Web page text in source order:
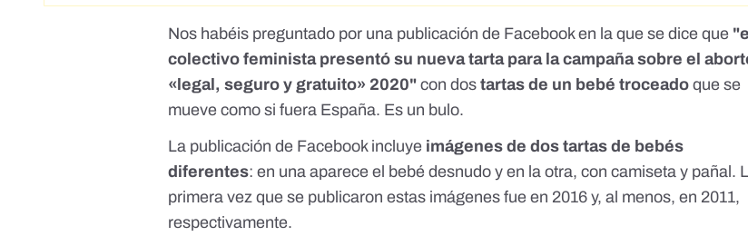
Nos habéis preguntado por una publicación de Facebook en la que se dice que "el
colectivo feminista presentó su nueva tarta para la campaña sobre el
«legal, seguro y gratuito» 2020" con dostartas de un bebé troceado que se
mueve como si fuera España. Es un bulo.
La publicación de Facebook incluye imágenes de dos tartas de bebés
diferentes: en una aparece el bebé desnudo y en la otra, con camiseta y pañal.
primera vez que se publicaron estas imágenes fue en 2016 y, al menos, en 2011,
respectivamente.